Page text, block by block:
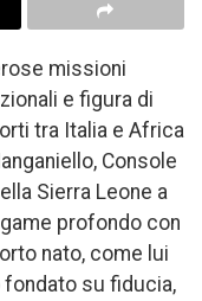
missioni
e figura di
tra Italia e Africa
Console
Sierra Leone a
profondo con
nato, come lui
su fiducia,